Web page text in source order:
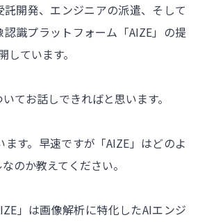
開発、エンジニアの派遣、そして
識プラットフォーム「AIZE」の提
ています。
てお話しできればと思います。
す。早速ですが「AIZE」はどのよ
のか教えてください。
」は画像解析に特化したAIエンジ